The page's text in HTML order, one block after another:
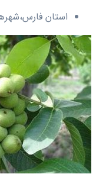
استان